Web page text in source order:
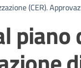
(CER).